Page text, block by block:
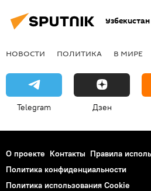
Узбекистан
НОВОСТИ ПОЛИТИКА В МИРЕ
Telegram Дзен
О проекте Контакты Правила
Политика конфиденциальности
Политика использования Cookie